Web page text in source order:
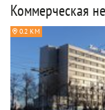
Коммерческая
0.2 КМ